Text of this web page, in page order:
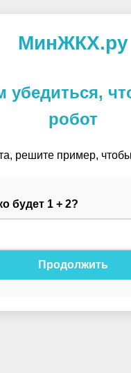
МинЖКХ.ру
убедиться,
робот
решите пример,
будет 1 + 2?
Продолжить